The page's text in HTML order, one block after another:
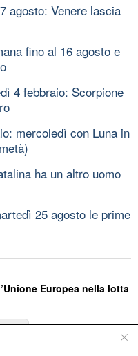
agosto: Venere lascia
fino al 16 agosto e
4 febbraio: Scorpione
mercoledì con Luna in
ha un altro uomo
25 agosto le prime
Europea nella lotta